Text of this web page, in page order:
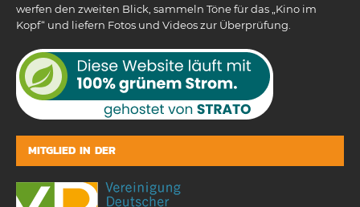
werfen den zweiten Blick, sammeln Töne für das „Kino im
Kopf“ und liefern Fotos und Videos zur Überprüfung.
MITGLIED IN DER